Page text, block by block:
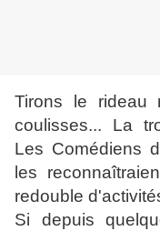
Tirons le rideau
coulisses... La
Les Comédiens
les
redouble
Si depuis